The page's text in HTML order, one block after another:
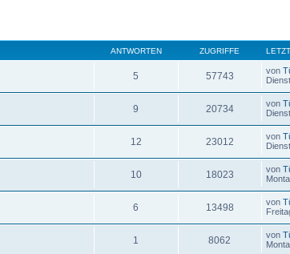
ANTWORTEN ZUGRIFFE
5 57743 von
9 20734 von
12 23012 von
10 18023 von
6 13498 von
1 8062 von